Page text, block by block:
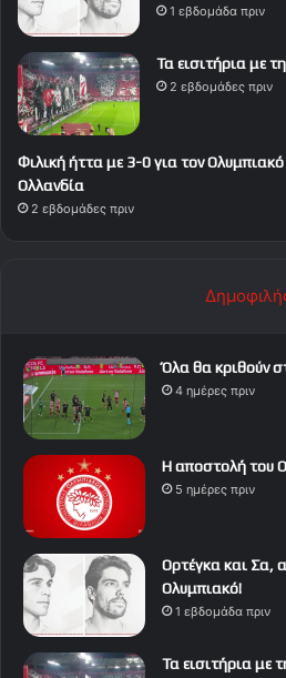
1 εβδομάδα πριν
Τα εισιτήρια με
2 εβδομάδες πριν
Φιλική ήττα με 3-0 για τον
Ολλανδία
2 εβδομάδες πριν
Όλα θα κριθούν
4 ημέρες πριν
Η αποστολή του
5 ημέρες πριν
Ορτέγκα και Σα,
Ολυμπιακό!
1 εβδομάδα πριν
Τα εισιτήρια με